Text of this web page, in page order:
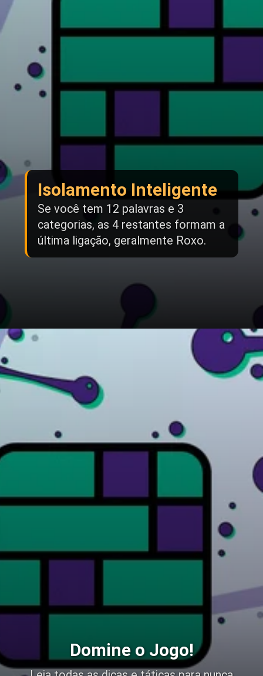
Isolamento Inteligente
Se você tem 12 palavras e 3
categorias, as 4 restantes formam a
última ligação, geralmente Roxo.
Domine o Jogo!